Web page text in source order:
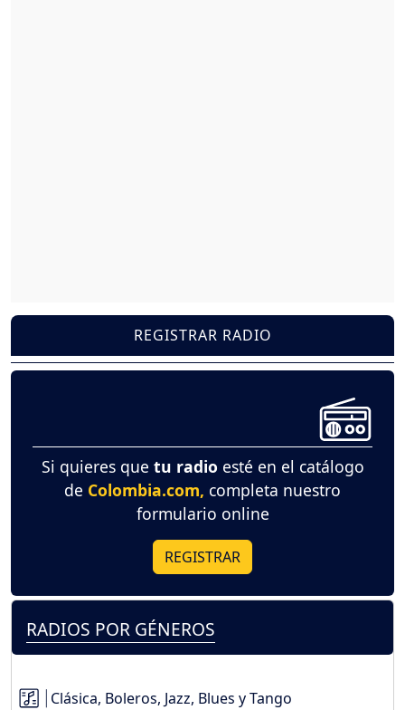
REGISTRAR RADIO
Si quieres que tu radio esté en el catálogo
de Colombia.com, completa nuestro
formulario online
REGISTRAR
RADIOS POR GÉNEROS
Clásica, Boleros, Jazz, Blues y Tango